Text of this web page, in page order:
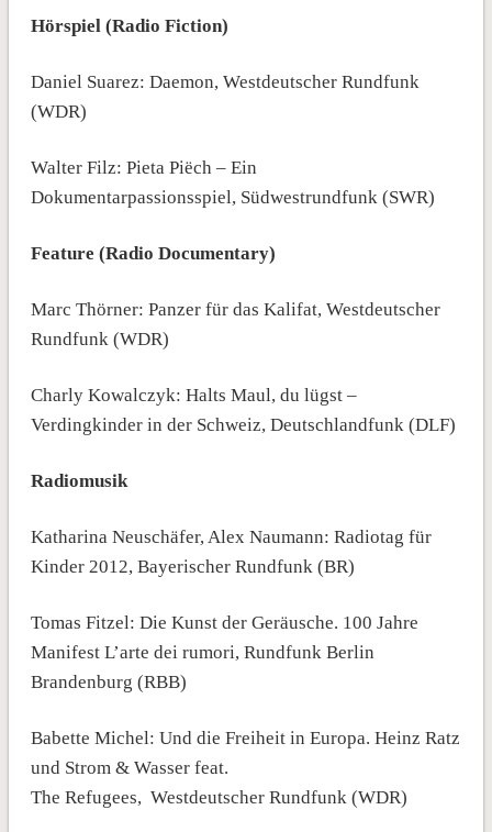
Hörspiel (Radio Fiction)
Daniel Suarez: Daemon, Westdeutscher Rundfunk
(WDR)
Walter Filz: Pieta Piëch – Ein
Dokumentarpassionsspiel, Südwestrundfunk (SWR)
Feature (Radio Documentary)
Marc Thörner: Panzer für das Kalifat, Westdeutscher
Rundfunk (WDR)
Charly Kowalczyk: Halts Maul, du lügst –
Verdingkinder in der Schweiz, Deutschlandfunk (DLF)
Radiomusik
Katharina Neuschäfer, Alex Naumann: Radiotag für
Kinder 2012, Bayerischer Rundfunk (BR)
Tomas Fitzel: Die Kunst der Geräusche. 100 Jahre
Manifest L’arte dei rumori, Rundfunk Berlin
Brandenburg (RBB)
Babette Michel: Und die Freiheit in Europa. Heinz Ratz
und Strom & Wasser feat.
The Refugees, Westdeutscher Rundfunk (WDR)